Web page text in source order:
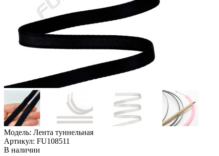
Модель: Лента туннельная
Артикул: FU108511
В наличии